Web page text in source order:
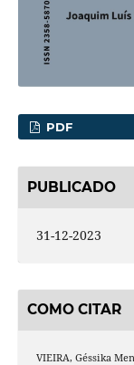
PDF
PUBLICADO
31-12-2023
COMO CITAR
VIEIRA, Géssika